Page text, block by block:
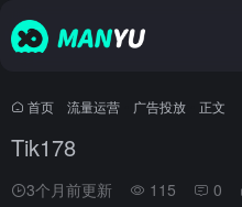
首页 流量运营 广告投放 正文
Tik178
3个月前更新 115 0